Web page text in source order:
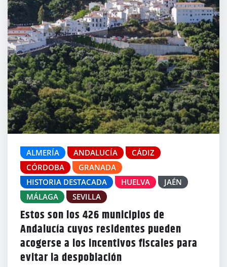
ALMERÍA ANDALUCÍA
CÁDIZ
CÓRDOBA
GRANADA
HISTORIA DESTACADA
HUELVA
JAÉN
MÁLAGA
SEVILLA
Estos son los 426 municipios de
Andalucía cuyos residentes pueden
acogerse a los incentivos fiscales para
evitar la despoblación